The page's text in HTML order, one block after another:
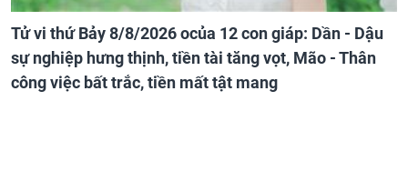
Tử vi thứ Bảy 8/8/2026 ocủa 12 con giáp: Dần - Dậu
sự nghiệp hưng thịnh, tiền tài tăng vọt, Mão - Thân
công việc bất trắc, tiền mất tật mang